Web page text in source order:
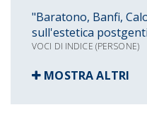
"Baratono, Banfi,
sull'estetica
VOCI DI INDICE (PERSONE)
MOSTRA ALTRI